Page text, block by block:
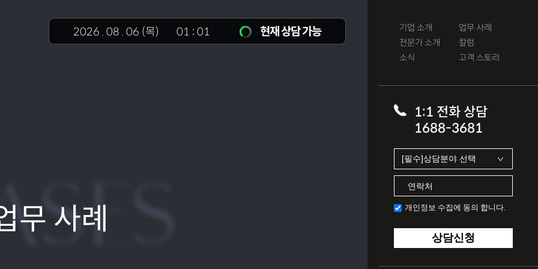
2026 . 08 . 06 (목) 01 : 01 현재 상담 가능
기업 소개
전문가 소개
소식
업무 사례
칼럼
고객 스토리
1:1 전화 상담
1688-3681
개인정보 수집에 동의 합니다.
상담신청
무 사례